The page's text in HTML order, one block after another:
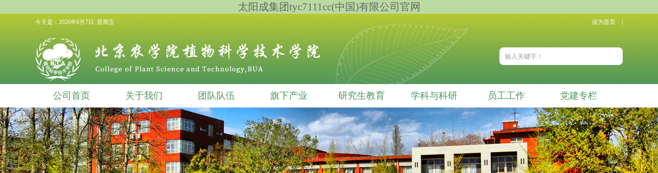
太阳成集团tyc7111cc(中国)有限公司官网
今天是： 2026年8月7日 星期五 设为首页
公司首页 关于我们 团队队伍 旗下产业 研究生教育 学科与科研 员工工作 党建专栏